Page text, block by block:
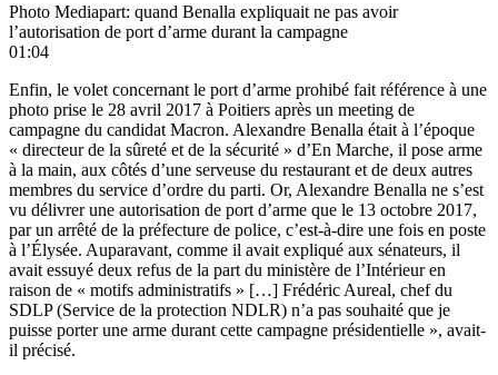
Photo Mediapart: quand Benalla expliquait ne pas avoir
l’autorisation de port d’arme durant la campagne
01:04
Enfin, le volet concernant le port d’arme prohibé fait référence à une
photo prise le 28 avril 2017 à Poitiers après un meeting de
campagne du candidat Macron. Alexandre Benalla était à l’époque
« directeur de la sûreté et de la sécurité » d’En Marche, il pose arme
à la main, aux côtés d’une serveuse du restaurant et de deux autres
membres du service d’ordre du parti. Or, Alexandre Benalla ne s’est
vu délivrer une autorisation de port d’arme que le 13 octobre 2017,
par un arrêté de la préfecture de police, c’est-à-dire une fois en poste
à l’Élysée. Auparavant, comme il avait expliqué aux sénateurs, il
avait essuyé deux refus de la part du ministère de l’Intérieur en
raison de « motifs administratifs » […] Frédéric Aureal, chef du
SDLP (Service de la protection NDLR) n’a pas souhaité que je
puisse porter une arme durant cette campagne présidentielle », avait-
il précisé.